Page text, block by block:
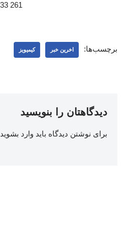
261 33
برچسب‌ها: اخرین خبر کیمیویز
دیدگاهتان را بنویسید
برای نوشتن دیدگاه باید وارد بشوید